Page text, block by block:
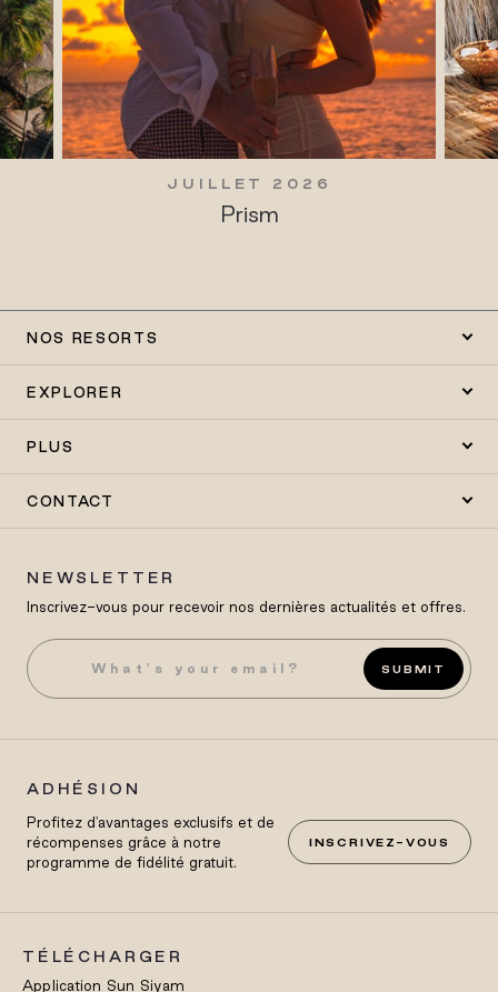
JUILLET 2026
Prism
NOS RESORTS
EXPLORER
PLUS
CONTACT
NEWSLETTER
Inscrivez-vous pour recevoir nos dernières actualités et offres.
SUBMIT
ADHÉSION
Profitez d'avantages exclusifs et de
récompenses grâce à notre
programme de fidélité gratuit.
INSCRIVEZ-VOUS
TÉLÉCHARGER
Application Sun Siyam